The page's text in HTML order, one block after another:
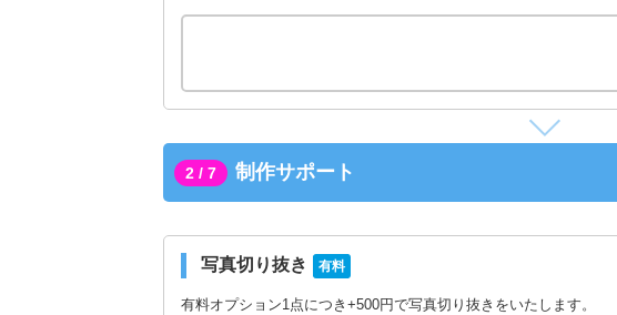
2 / 7 制作サポート
写真切り抜き 有料
有料オプション1点につき+500円で写真切り抜きをいたします。